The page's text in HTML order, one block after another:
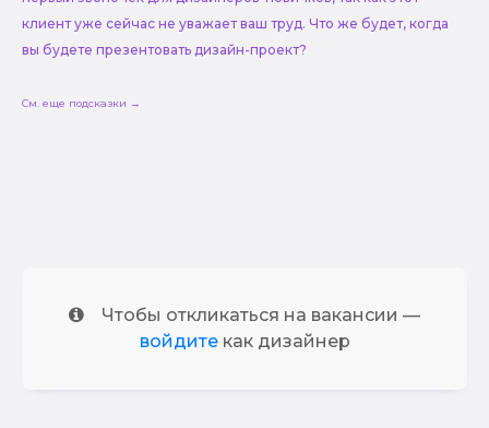
клиент уже сейчас не уважает ваш труд. Что же будет, когда
вы будете презентовать дизайн-проект?
См. еще подсказки →
Чтобы откликаться на вакансии —
войдитекак дизайнер